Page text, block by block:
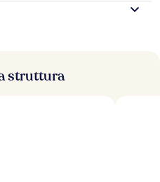
struttura